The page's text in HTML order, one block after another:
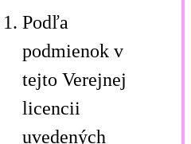
Podľa
podmienok v
tejto Verejnej
licencii
uvedených